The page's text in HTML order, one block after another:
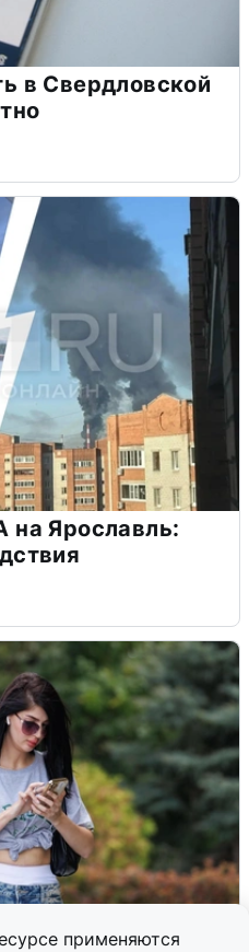
применяются
в Свердловской
на Ярославль: